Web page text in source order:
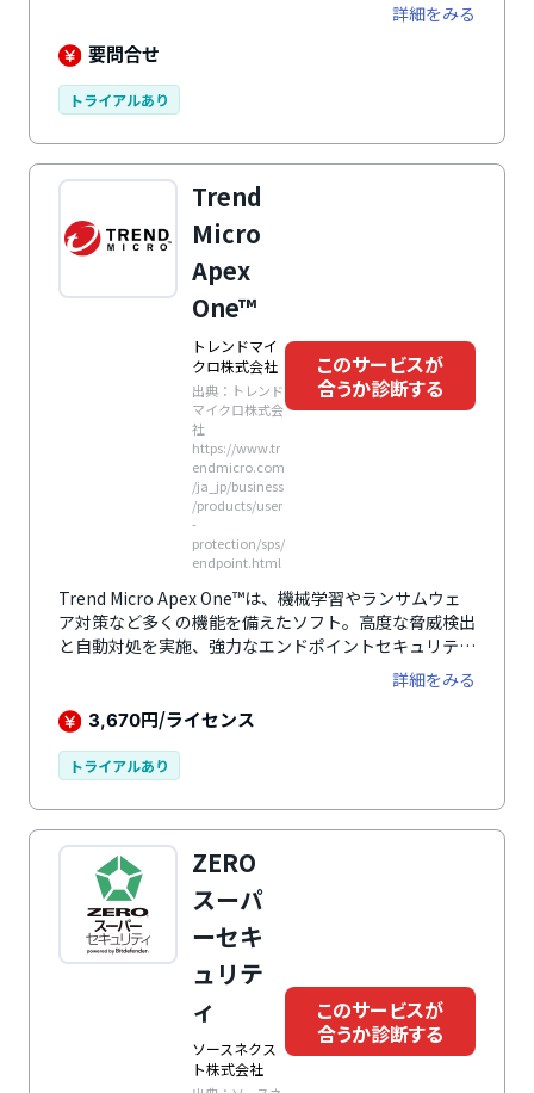
詳細をみる
要問合せ
トライアルあり
Trend
Micro
Apex
One™
トレンドマイ
クロ株式会社
出典：トレンド
マイクロ株式会
社
https://www.tr
endmicro.com
/ja_jp/business
/products/user
-
protection/sps/
endpoint.html
このサービスが
合うか診断する
Trend Micro Apex One™は、機械学習やランサムウェ
ア対策など多くの機能を備えたソフト。高度な脅威検出
と自動対処を実施、強力なエンドポイントセキュリティ
詳細をみる
3,670円/ライセンス
トライアルあり
ZERO
スーパ
ーセキ
ュリテ
ィ
ソースネクス
ト株式会社
このサービスが
合うか診断する